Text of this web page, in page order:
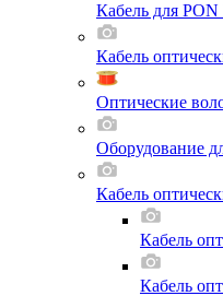
Кабель для
Кабель
Оптические
Оборудование
Кабель
Кабель
Кабель